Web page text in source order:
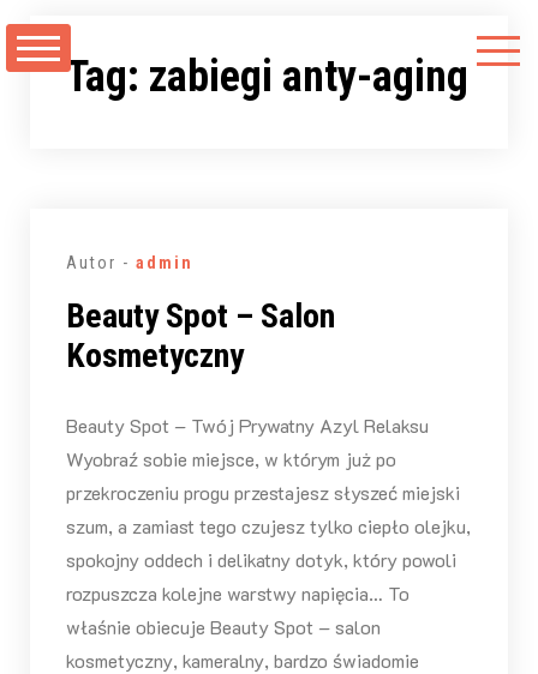
do
Tag: zabiegi anty-aging
Autor - admin
Beauty Spot – Salon
Kosmetyczny
Beauty Spot – Twój Prywatny Azyl Relaksu
Wyobraź sobie miejsce, w którym już po
przekroczeniu progu przestajesz słyszeć miejski
szum, a zamiast tego czujesz tylko ciepło olejku,
spokojny oddech i delikatny dotyk, który powoli
rozpuszcza kolejne warstwy napięcia… To
właśnie obiecuje Beauty Spot – salon
kosmetyczny, kameralny, bardzo świadomie